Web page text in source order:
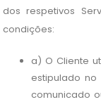
dos respetivos
condições:
a) O Cliente
estipulado
comunicado